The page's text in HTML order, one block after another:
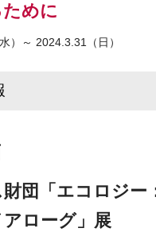
めに
）～ 2024.3.31（日）
団「エコロジー
アローグ」展